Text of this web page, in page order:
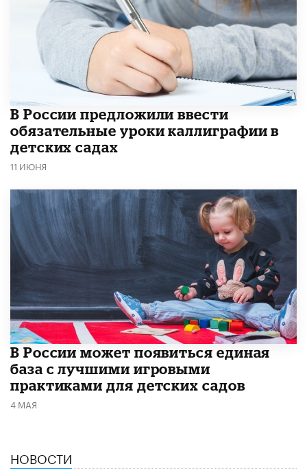
В России предложили ввести
обязательные уроки каллиграфии в
детских садах
11 ИЮНЯ
В России может появиться единая
база с лучшими игровыми
практиками для детских садов
4 МАЯ
НОВОСТИ